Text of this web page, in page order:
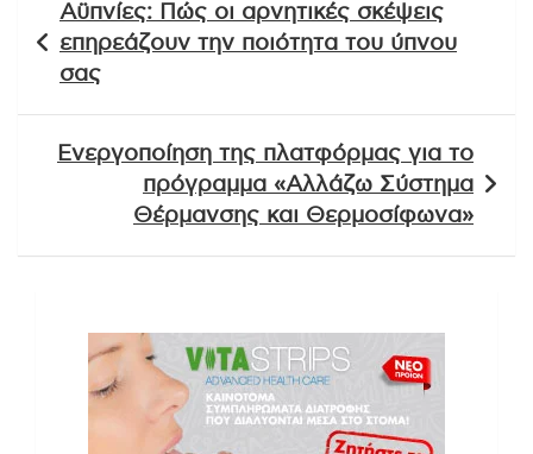
άρθρων
Αϋπνίες: Πώς οι αρνητικές σκέψεις
επηρεάζουν την ποιότητα του ύπνου
σας
Ενεργοποίηση της πλατφόρμας για το
πρόγραμμα «Αλλάζω Σύστημα
Θέρμανσης και Θερμοσίφωνα»